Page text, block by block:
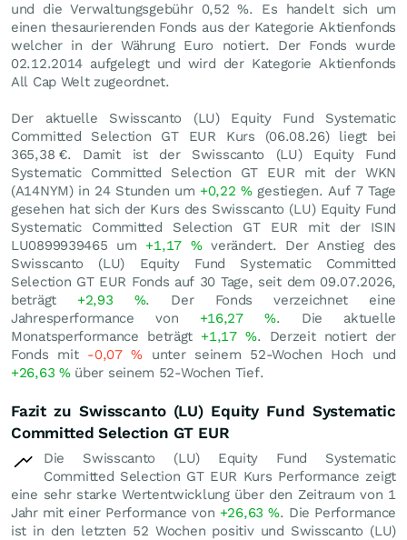
und die Verwaltungsgebühr 0,52 %. Es handelt sich um
einen thesaurierenden Fonds aus der Kategorie Aktienfonds
welcher in der Währung Euro notiert. Der Fonds wurde
02.12.2014 aufgelegt und wird der Kategorie Aktienfonds
All Cap Welt zugeordnet.
Der aktuelle Swisscanto (LU) Equity Fund Systematic
Committed Selection GT EUR Kurs (06.08.26) liegt bei
365,38 €. Damit ist der Swisscanto (LU) Equity Fund
Systematic Committed Selection GT EUR mit der WKN
(A14NYM) in 24 Stunden um +0,22%gestiegen. Auf 7 Tage
gesehen hat sich der Kurs des Swisscanto (LU) Equity Fund
Systematic Committed Selection GT EUR mit der ISIN
LU0899939465 um +1,17 %verändert. Der Anstieg des
Swisscanto (LU) Equity Fund Systematic Committed
Selection GT EUR Fonds auf 30 Tage, seit dem 09.07.2026,
beträgt +2,93 %. Der Fonds verzeichnet eine
Jahresperformance von +16,27%. Die aktuelle
Monatsperformance beträgt +1,17 %. Derzeit notiert der
Fonds mit -0,07% unter seinem 52-Wochen Hoch und
+26,63 %über seinem 52-Wochen Tief.
Fazit zu Swisscanto (LU) Equity Fund Systematic
Committed Selection GT EUR
Die Swisscanto (LU) Equity Fund Systematic
Committed Selection GT EUR Kurs Performance zeigt
eine sehr starke Wertentwicklung über den Zeitraum von 1
Jahr mit einer Performance von +26,63%. Die Performance
ist in den letzten 52 Wochen positiv und Swisscanto (LU)